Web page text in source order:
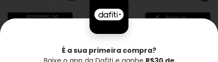
É a sua primeira compra?